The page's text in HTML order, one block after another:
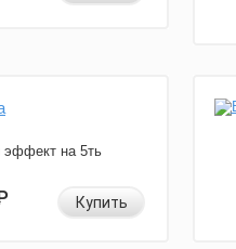
на 5ть
Купить